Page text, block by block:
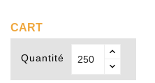
CART
Quantité